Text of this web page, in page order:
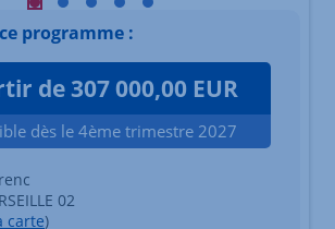
Visuel principal mobile Afficher
Visuel principal mobile Afficher
Visuel principal mobile Afficher
Visuel principal mobile
Visuel principal mobile
programme :
de 307 000,00 EUR
dès le 4ème trimestre 2027
02
carte)